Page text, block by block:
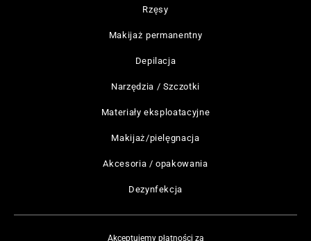
Rzęsy
Makijaż permanentny
Depilacja
Narzędzia / Szczotki
Materiały eksploatacyjne
Makijaż/pielęgnacja
Akcesoria / opakowania
Dezynfekcja
Akceptujemy płatności za